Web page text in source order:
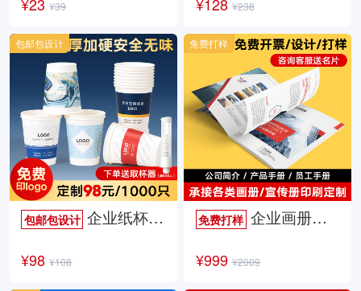
¥39 ¥238
包邮包设计 企业纸杯定制
¥98 ¥108
包邮包设计
免费打样企业画册定制
¥999 ¥2009
免费打样